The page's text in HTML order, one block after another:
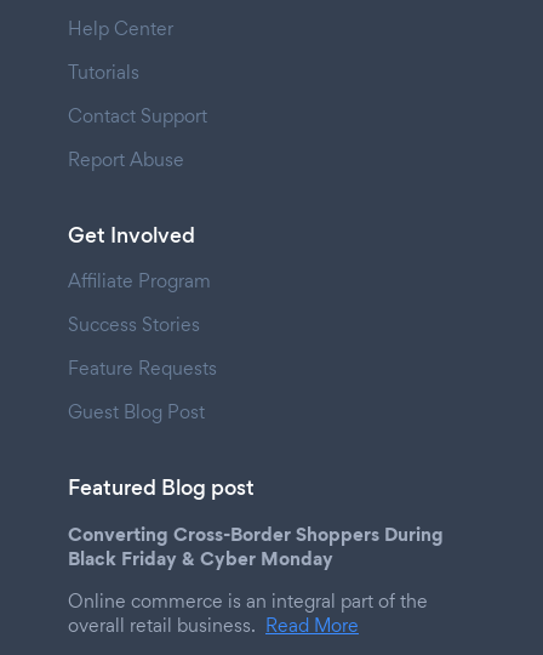
Help Center
Tutorials
Contact Support
Report Abuse
Get Involved
Affiliate Program
Success Stories
Feature Requests
Guest Blog Post
Featured Blog post
Converting Cross-Border Shoppers During
Black Friday & Cyber Monday
Online commerce is an integral part of the
overall retail business. Read More